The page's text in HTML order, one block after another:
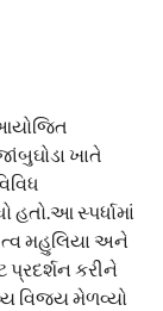
ખાતે
હતો.આ સ્પર્ધામાં
મહુલિયા અને
કરીને
વિજય મેળવ્યો